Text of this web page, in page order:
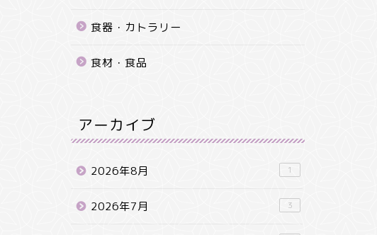
食器・カトラリー
食材・食品
アーカイブ
2026年8月 1
2026年7月 3